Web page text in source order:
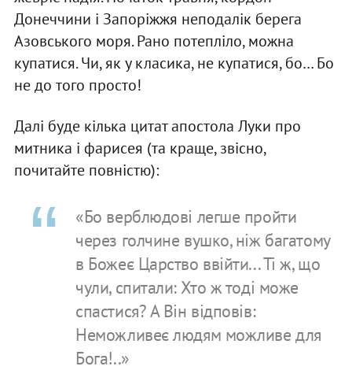
Донеччини і Запоріжжя неподалік берега
Азовського моря. Рано потепліло, можна
купатися. Чи, як у класика, не купатися, бо… Бо
не до того просто!
Далі буде кілька цитат апостола Луки про
митника і фарисея (та краще, звісно,
почитайте повністю):
«Бо верблюдові легше пройти
через голчине вушко, ніж багатому
в Божеє Царство ввійти... Ті ж, що
чули, спитали: Хто ж тоді може
спастися? А Він відповів:
Неможливеє людям можливе для
Бога!..»